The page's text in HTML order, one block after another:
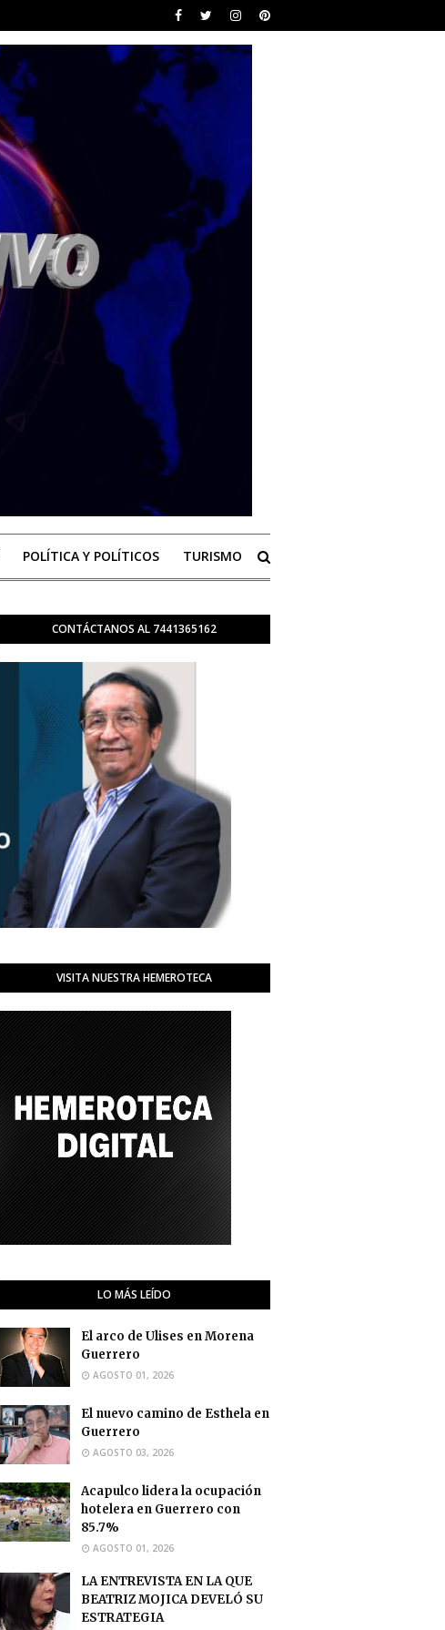
POLÍTICA Y POLÍTICOS TURISMO
CONTÁCTANOS AL 7441365162
VISITA NUESTRA HEMEROTECA
LO MÁS LEÍDO
El arco de Ulises en Morena
Guerrero
AGOSTO 01, 2026
El nuevo camino de Esthela en
Guerrero
AGOSTO 03, 2026
Acapulco lidera la ocupación
hotelera en Guerrero con
85.7%
AGOSTO 01, 2026
LA ENTREVISTA EN LA QUE
BEATRIZ MOJICA DEVELÓ SU
ESTRATEGIA